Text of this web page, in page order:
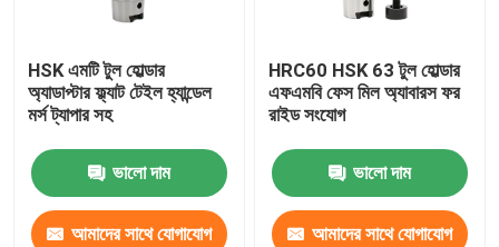
HSK এমটি টুল হোল্ডার
অ্যাডাপ্টার ফ্ল্যাট টেইল হ্যান্ডেল
মর্স ট্যাপার সহ
ভালো দাম
আমাদের সাথে যোগাযোগ
HRC60 HSK 63 টুল হোল্ডার
এফএমবি ফেস মিল অ্যাবারস ফর
রাইড সংযোগ
ভালো দাম
আমাদের সাথে যোগাযোগ